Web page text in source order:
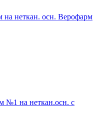
на неткан. осн. Верофарм